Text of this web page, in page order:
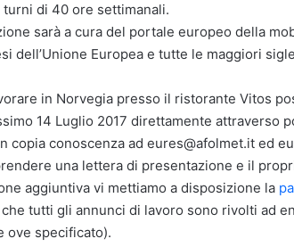
di 40 ore settimanali.
sarà a cura del portale europeo della
dell’Unione Europea e tutte le maggiori
in Norvegia presso il ristorante Vitos
14 Luglio 2017 direttamente attraverso
copia conoscenza ad eures@afolmet.it ed
una lettera di presentazione e il
aggiuntiva vi mettiamo a disposizione la
tutti gli annunci di lavoro sono rivolti ad
ove specificato).